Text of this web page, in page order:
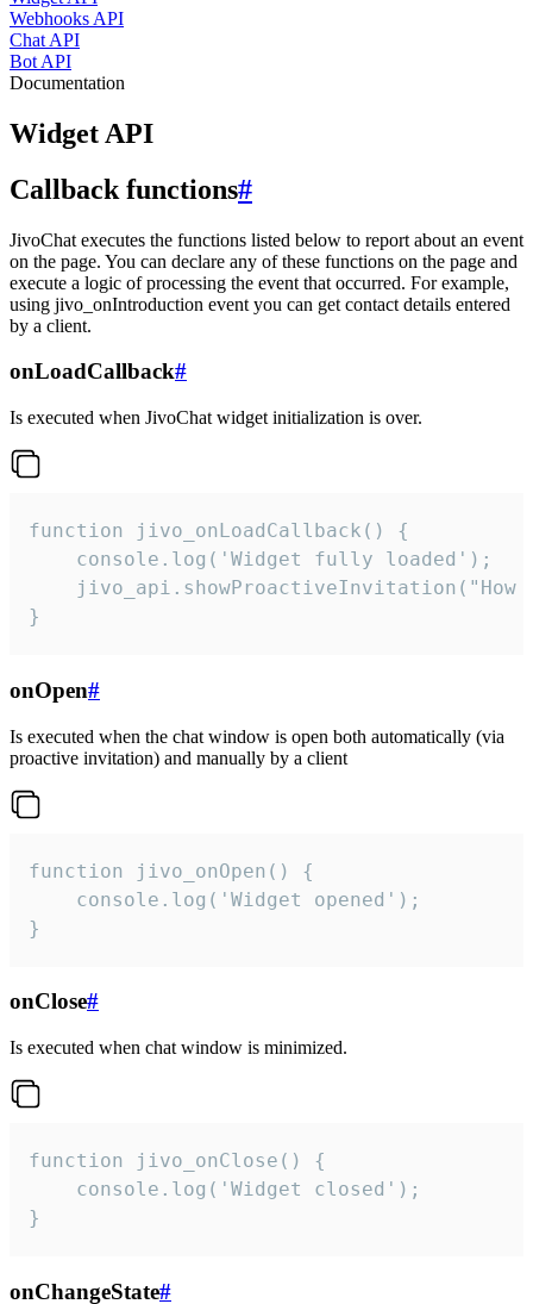
Webhooks API
Chat API
Bot API
Documentation
Widget API
Callback functions#
JivoChat executes the functions listed below to report about an event
on the page. You can declare any of these functions on the page and
execute a logic of processing the event that occurred. For example,
using jivo_onIntroduction event you can get contact details entered
by a client.
onLoadCallback#
Is executed when JivoChat widget initialization is over.
function jivo_onLoadCallback() {
    console.log('Widget fully loaded');
jivo_api.showProactiveInvitation("How
}
onOpen#
Is executed when the chat window is open both automatically (via
proactive invitation) and manually by a client
function jivo_onOpen() {
    console.log('Widget opened');
}
onClose#
Is executed when chat window is minimized.
function jivo_onClose() {
    console.log('Widget closed');
}
onChangeState#